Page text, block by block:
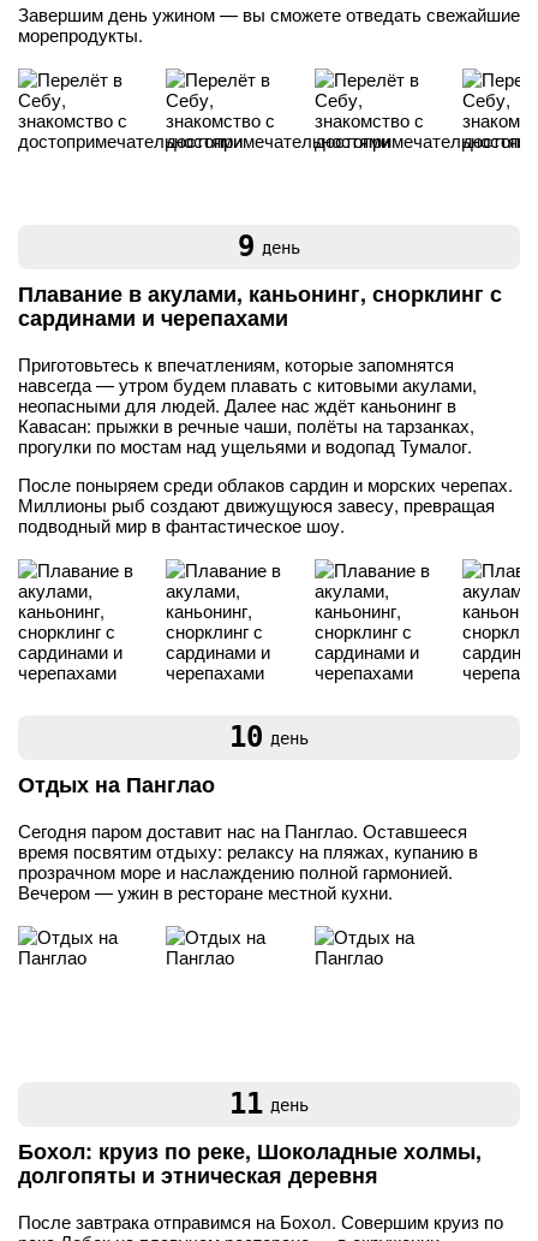
Завершим день ужином — вы сможете отведать свежайшие
морепродукты.
9 день
Плавание в акулами, каньонинг, снорклинг с
сардинами и черепахами
Приготовьтесь к впечатлениям, которые запомнятся
навсегда — утром будем плавать с китовыми акулами,
неопасными для людей. Далее нас ждёт каньонинг в
Кавасан: прыжки в речные чаши, полёты на тарзанках,
прогулки по мостам над ущельями и водопад Тумалог.
После поныряем среди облаков сардин и морских черепах.
Миллионы рыб создают движущуюся завесу, превращая
подводный мир в фантастическое шоу.
10 день
Отдых на Панглао
Сегодня паром доставит нас на Панглао. Оставшееся
время посвятим отдыху: релаксу на пляжах, купанию в
прозрачном море и наслаждению полной гармонией.
Вечером — ужин в ресторане местной кухни.
11 день
Бохол: круиз по реке, Шоколадные холмы,
долгопяты и этническая деревня
После завтрака отправимся на Бохол. Совершим круиз по